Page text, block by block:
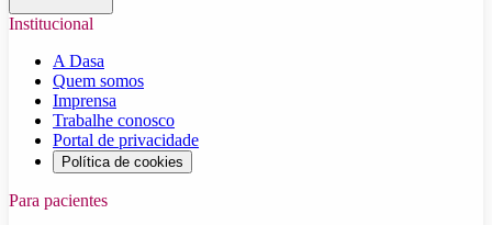
Institucional
A Dasa
Quem somos
Imprensa
Trabalhe conosco
Portal de privacidade
Política de cookies
Para pacientes